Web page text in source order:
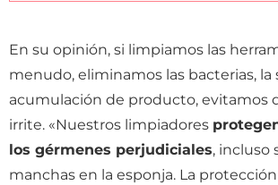
En su opinión, si limpiamos las
menudo, eliminamos las bacterias, la
acumulación de producto, evitamos
irrite. «Nuestros limpiadores
los gérmenes perjudiciales, incluso
manchas en la esponja. La